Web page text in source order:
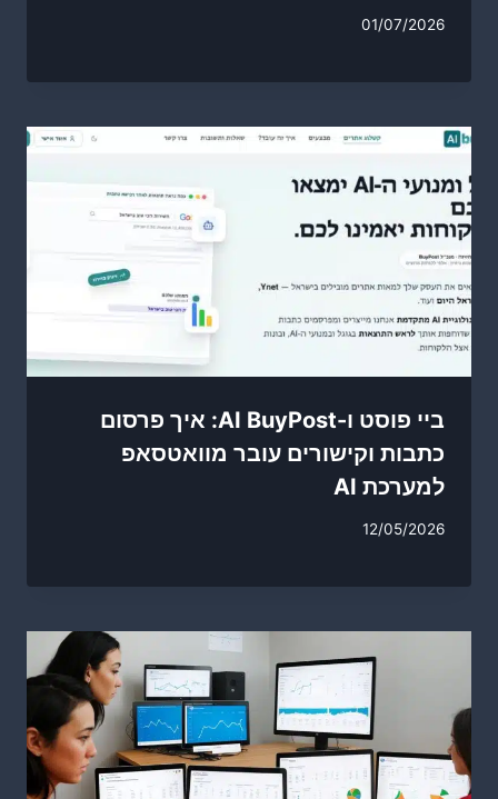
01/07/2026
ביי פוסט ו-AI BuyPost: איך פרסום
כתבות וקישורים עובר מוואטסאפ
למערכת AI
12/05/2026